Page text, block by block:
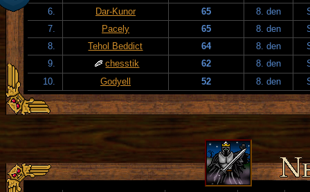
6.
Dar-Kunor 65 8. den
7.
Pacely 65 8. den
8.
Tehol Beddict 64 8. den
9.
chesstik 62 8. den
10.
Godyell 52 8. den